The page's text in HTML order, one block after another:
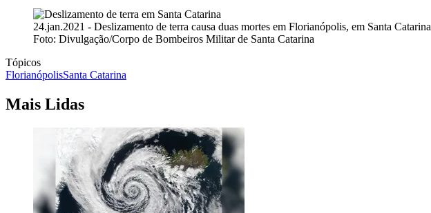
24.jan.2021 - Deslizamento de terra causa duas mortes em Florianópolis, em Santa Catarina
Foto: Divulgação/Corpo de Bombeiros Militar de Santa Catarina
Tópicos
FlorianópolisSanta Catarina
Mais Lidas